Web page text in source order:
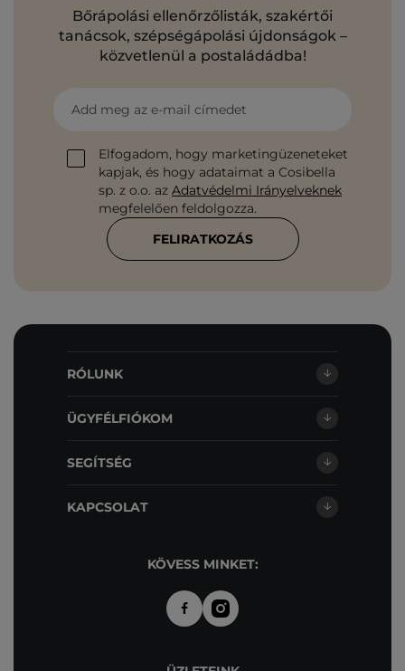
Bőrápolási ellenőrzőlisták, szakértői
tanácsok, szépségápolási újdonságok –
közvetlenül a postaládádba!
Add meg az e-mail címedet
Elfogadom, hogy marketingüzeneteket
kapjak, és hogy adataimat a Cosibella
sp. z o.o. az Adatvédelmi Irányelveknek
megfelelően feldolgozza.
FELIRATKOZÁS
RÓLUNK
ÜGYFÉLFIÓKOM
SEGÍTSÉG
KAPCSOLAT
KÖVESS MINKET: